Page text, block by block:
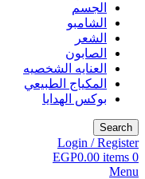
الجسم
الشامبو
الشعر
الصابون
العنايه الشخصيه
المكياج الطبيعي
بوكس الهدايا
Search
Login / Register
0
items
EGP0.00
Menu